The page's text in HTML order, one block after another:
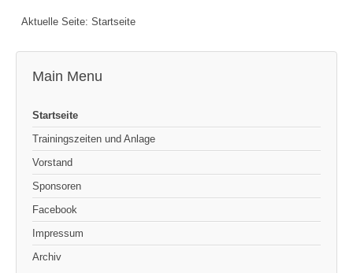
Aktuelle Seite: Startseite
Main Menu
Startseite
Trainingszeiten und Anlage
Vorstand
Sponsoren
Facebook
Impressum
Archiv